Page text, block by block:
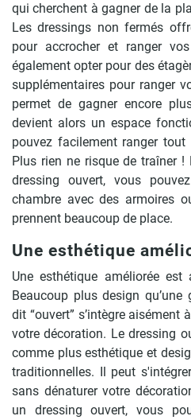
qui cherchent à gagner de la
Les dressings non fermés
pour accrocher et ranger
également opter pour des
supplémentaires pour ranger
permet de gagner encore
devient alors un espace
pouvez facilement ranger
Plus rien ne risque de traîner
dressing ouvert, vous
chambre avec des armoires
prennent beaucoup de place.
Une esthétique
Une esthétique améliorée
Beaucoup plus design qu’une
dit “ouvert” s’intègre aisément
votre décoration. Le dressing
comme plus esthétique et
traditionnelles. Il peut
sans dénaturer votre
un dressing ouvert, vous